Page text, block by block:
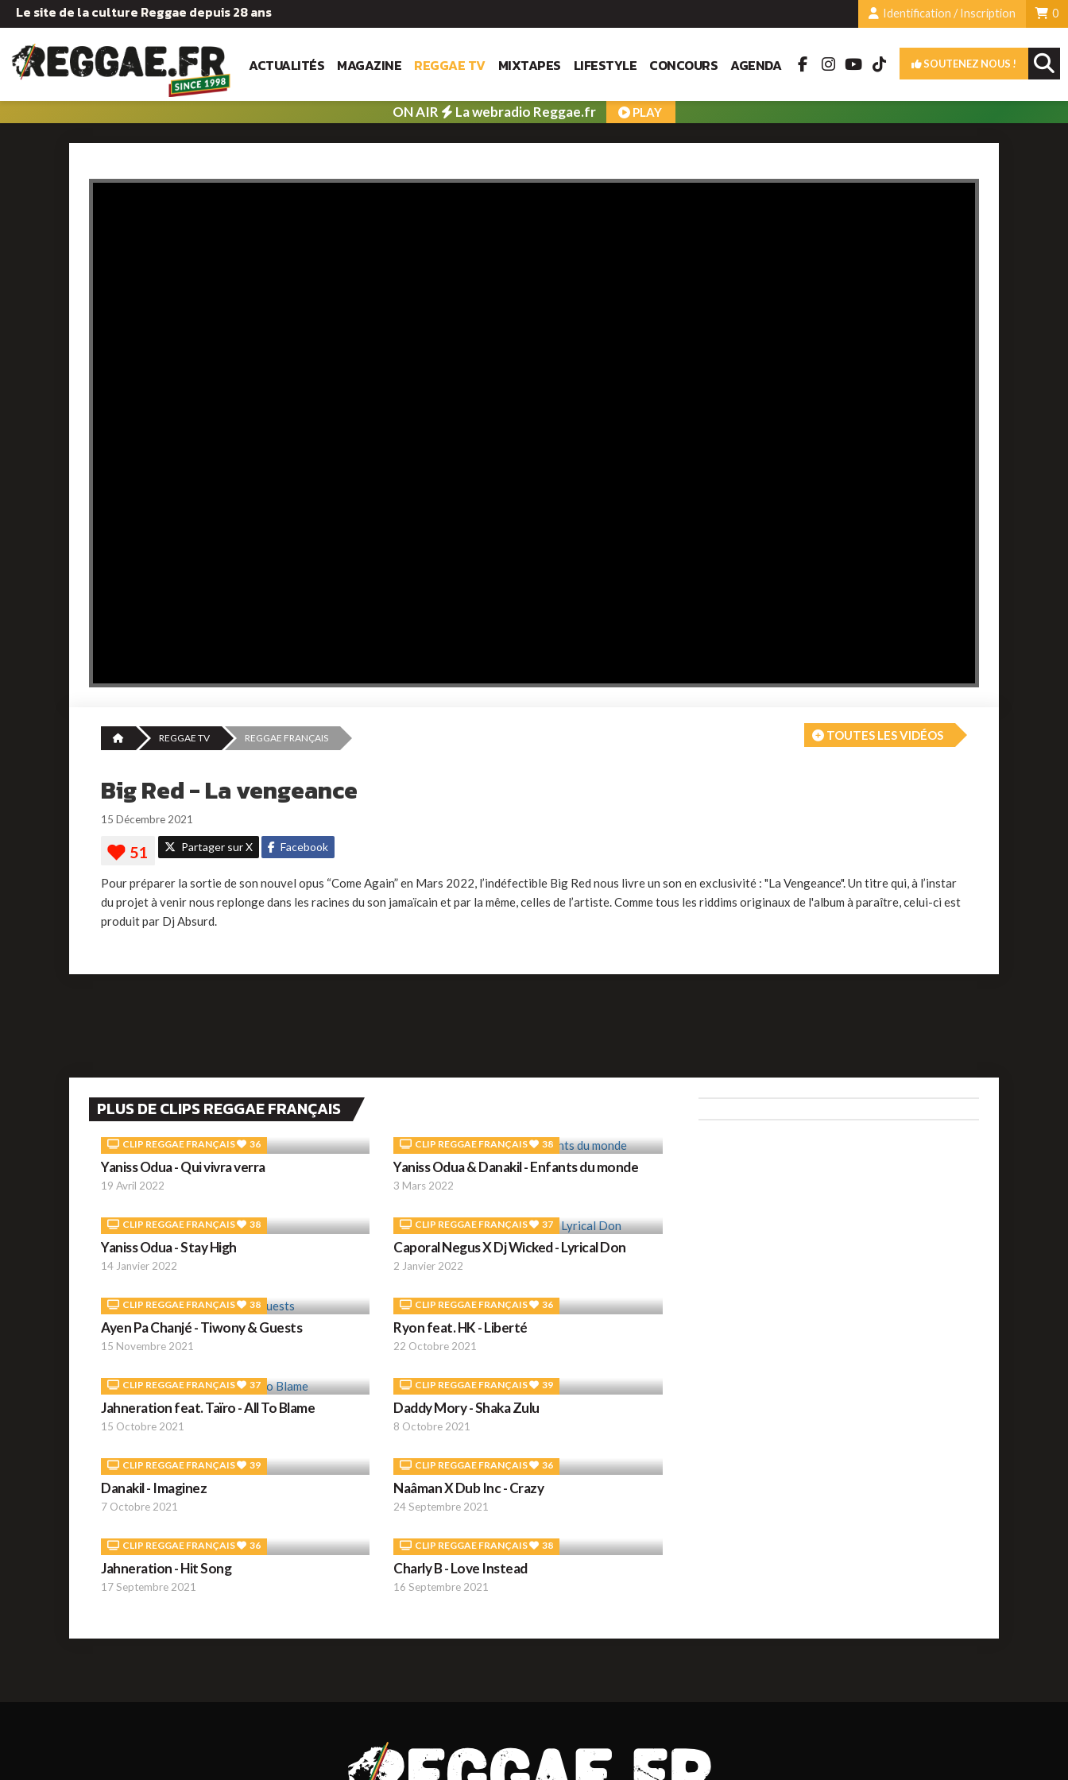
Le site de la culture Reggae depuis 28 ans 0
Identification / Inscription
ACTUALITÉS MAGAZINE REGGAE TV MIXTAPES LIFESTYLE CONCOURS AGENDA SOUTENEZ NOUS !
ON AIR La webradio Reggae.fr PLAY
REGGAE TV REGGAE FRANÇAIS TOUTES LES VIDÉOS
Big Red - La vengeance
15 Décembre 2021
Partager sur X Facebook
Pour préparer la sortie de son nouvel opus “Come Again” en Mars 2022, l’indéfectible Big Red nous livre un son en exclusivité : "La Vengeance". Un titre qui, à l’instar
du projet à venir nous replonge dans les racines du son jamaïcain et par la même, celles de l’artiste. Comme tous les riddims originaux de l'album à paraître, celui-ci est
produit par Dj Absurd.
PLUS DE CLIPS REGGAE FRANÇAIS
CLIP REGGAE FRANÇAIS 36
Yaniss Odua - Qui vivra verra
19 Avril 2022
CLIP REGGAE FRANÇAIS 38
Yaniss Odua & Danakil - Enfants du monde
3 Mars 2022
CLIP REGGAE FRANÇAIS 38
Yaniss Odua - Stay High
14 Janvier 2022
CLIP REGGAE FRANÇAIS 37
Caporal Negus X Dj Wicked - Lyrical Don
2 Janvier 2022
CLIP REGGAE FRANÇAIS 38
Ayen Pa Chanjé - Tiwony & Guests
15 Novembre 2021
CLIP REGGAE FRANÇAIS 36
Ryon feat. HK - Liberté
22 Octobre 2021
CLIP REGGAE FRANÇAIS 37
Jahneration feat. Taïro - All To Blame
15 Octobre 2021
CLIP REGGAE FRANÇAIS 39
Daddy Mory - Shaka Zulu
8 Octobre 2021
CLIP REGGAE FRANÇAIS 39
Danakil - Imaginez
7 Octobre 2021
CLIP REGGAE FRANÇAIS 36
Naâman X Dub Inc - Crazy
24 Septembre 2021
CLIP REGGAE FRANÇAIS 36
Jahneration - Hit Song
17 Septembre 2021
CLIP REGGAE FRANÇAIS 38
Charly B - Love Instead
16 Septembre 2021